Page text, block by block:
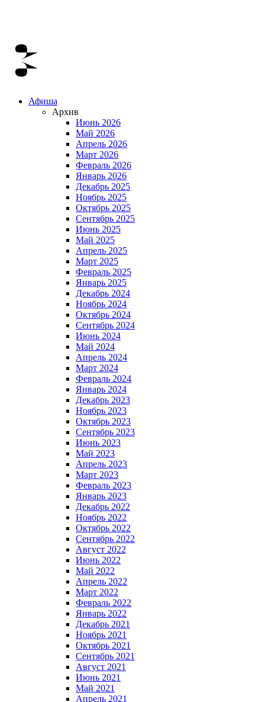
Афиша
Архив
Июнь 2026
Май 2026
Апрель 2026
Март 2026
Февраль 2026
Январь 2026
Декабрь 2025
Ноябрь 2025
Октябрь 2025
Сентябрь 2025
Июнь 2025
Май 2025
Апрель 2025
Март 2025
Февраль 2025
Январь 2025
Декабрь 2024
Ноябрь 2024
Октябрь 2024
Сентябрь 2024
Июнь 2024
Май 2024
Апрель 2024
Март 2024
Февраль 2024
Январь 2024
Декабрь 2023
Ноябрь 2023
Октябрь 2023
Сентябрь 2023
Июнь 2023
Май 2023
Апрель 2023
Март 2023
Февраль 2023
Январь 2023
Декабрь 2022
Ноябрь 2022
Октябрь 2022
Сентябрь 2022
Август 2022
Июнь 2022
Май 2022
Апрель 2022
Март 2022
Февраль 2022
Январь 2022
Декабрь 2021
Ноябрь 2021
Октябрь 2021
Сентябрь 2021
Август 2021
Июнь 2021
Май 2021
Апрель 2021